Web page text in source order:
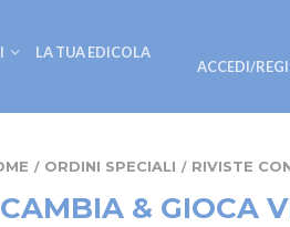
LA TUA EDICOLA
ACCEDI/
/ ORDINI SPECIALI / RIVISTE
& GIOCA